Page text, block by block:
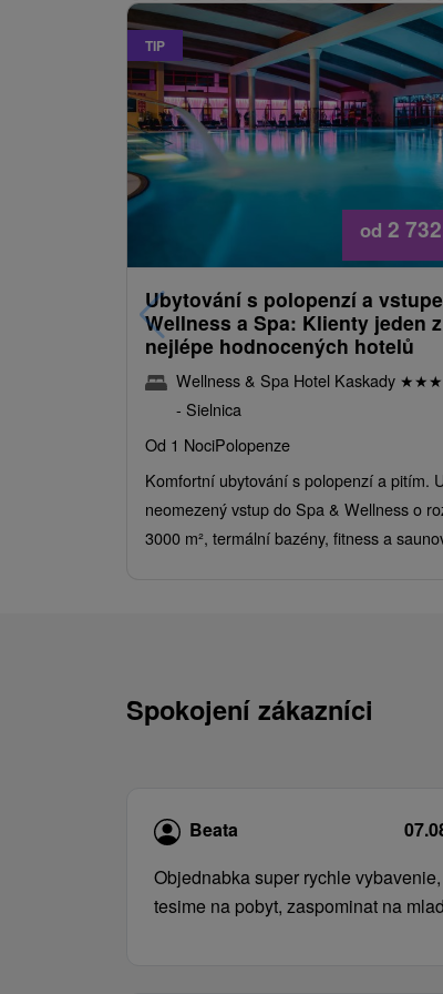
TIP
od 2
Ubytování s polopenzí a
Wellness a Spa: Klienty jeden z
nejlépe hodnocených hotelů
Wellness & Spa Hotel Kaskady ★★★
- Sielnica
Od 1 NociPolopenze
Komfortní ubytování s polopenzí a pitím.
neomezený vstup do Spa & Wellness o
3000 m², termální bazény, fitness a
Spokojení zákazníci
Beata
Objednabka super rychle
tesime na pobyt, zaspominat na